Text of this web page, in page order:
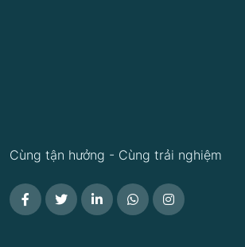
Cùng tận hưởng - Cùng trải nghiệm